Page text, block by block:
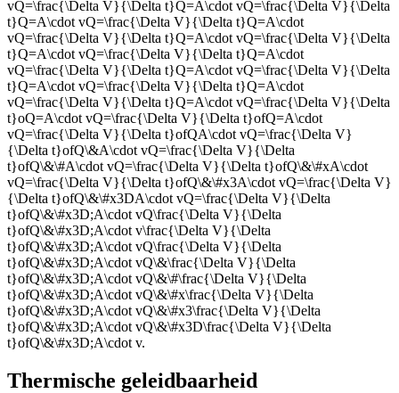
vQ=\frac{\Delta V}{\Delta t}Q=A\cdot vQ=\frac{\Delta V}{\Delta
t}Q=A\cdot vQ=\frac{\Delta V}{\Delta t}Q=A\cdot
vQ=\frac{\Delta V}{\Delta t}Q=A\cdot vQ=\frac{\Delta V}{\Delta
t}Q=A\cdot vQ=\frac{\Delta V}{\Delta t}Q=A\cdot
vQ=\frac{\Delta V}{\Delta t}Q=A\cdot vQ=\frac{\Delta V}{\Delta
t}Q=A\cdot vQ=\frac{\Delta V}{\Delta t}Q=A\cdot
vQ=\frac{\Delta V}{\Delta t}Q=A\cdot vQ=\frac{\Delta V}{\Delta
t}oQ=A\cdot vQ=\frac{\Delta V}{\Delta t}ofQ=A\cdot
vQ=\frac{\Delta V}{\Delta t}ofQA\cdot vQ=\frac{\Delta V}
{\Delta t}ofQ\&A\cdot vQ=\frac{\Delta V}{\Delta
t}ofQ\&\#A\cdot vQ=\frac{\Delta V}{\Delta t}ofQ\&\#xA\cdot
vQ=\frac{\Delta V}{\Delta t}ofQ\&\#x3A\cdot vQ=\frac{\Delta V}
{\Delta t}ofQ\&\#x3DA\cdot vQ=\frac{\Delta V}{\Delta
t}ofQ\&\#x3D;A\cdot vQ\frac{\Delta V}{\Delta
t}ofQ\&\#x3D;A\cdot v\frac{\Delta V}{\Delta
t}ofQ\&\#x3D;A\cdot vQ\frac{\Delta V}{\Delta
t}ofQ\&\#x3D;A\cdot vQ\&\frac{\Delta V}{\Delta
t}ofQ\&\#x3D;A\cdot vQ\&\#\frac{\Delta V}{\Delta
t}ofQ\&\#x3D;A\cdot vQ\&\#x\frac{\Delta V}{\Delta
t}ofQ\&\#x3D;A\cdot vQ\&\#x3\frac{\Delta V}{\Delta
t}ofQ\&\#x3D;A\cdot vQ\&\#x3D\frac{\Delta V}{\Delta
t}ofQ\&\#x3D;A\cdot v.
Thermische geleidbaarheid